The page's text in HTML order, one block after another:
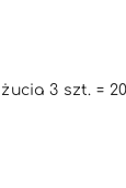
3 szt. =